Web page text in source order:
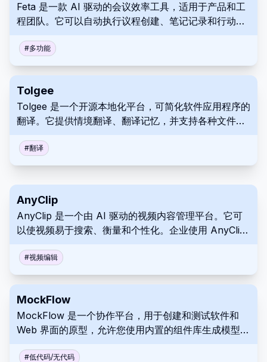
Feta 是一款 AI 驱动的会议效率工具，适用于产品和工
程团队。它可以自动执行议程创建、笔记记录和行动项
#多功能
Tolgee
Tolgee 是一个开源本地化平台，可简化软件应用程序的
翻译。它提供情境翻译、翻译记忆，并支持各种文件格
#翻译
AnyClip
AnyClip 是一个由 AI 驱动的视频内容管理平台。它可
以使视频易于搜索、衡量和个性化。企业使用 AnyClip
#视频编辑
MockFlow
MockFlow 是一个协作平台，用于创建和测试软件和
Web 界面的原型，允许您使用内置的组件库生成模型，
#低代码/无代码